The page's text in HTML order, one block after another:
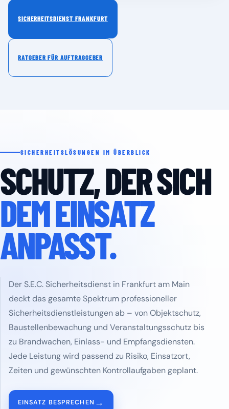
SICHERHEITSDIENST FRANKFURT
RATGEBER FÜR AUFTRAGGEBER
SICHERHEITSLÖSUNGEN IM ÜBERBLICK
SCHUTZ, DER SICH
DEM EINSATZ
ANPASST.
Der S.E.C. Sicherheitsdienst in Frankfurt am Main
deckt das gesamte Spektrum professioneller
Sicherheitsdienstleistungen ab – von Objektschutz,
Baustellenbewachung und Veranstaltungsschutz bis
zu Brandwachen, Einlass- und Empfangsdiensten.
Jede Leistung wird passend zu Risiko, Einsatzort,
Zeiten und gewünschten Kontrollaufgaben geplant.
EINSATZ BESPRECHEN →